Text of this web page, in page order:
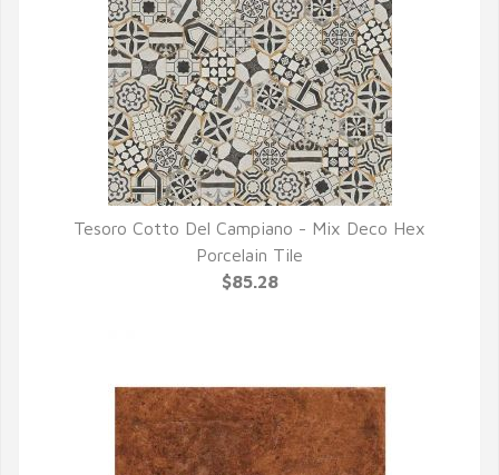
QUICK VIEW
Tesoro Cotto Del Campiano - Mix Deco Hex
Porcelain Tile
$85.28